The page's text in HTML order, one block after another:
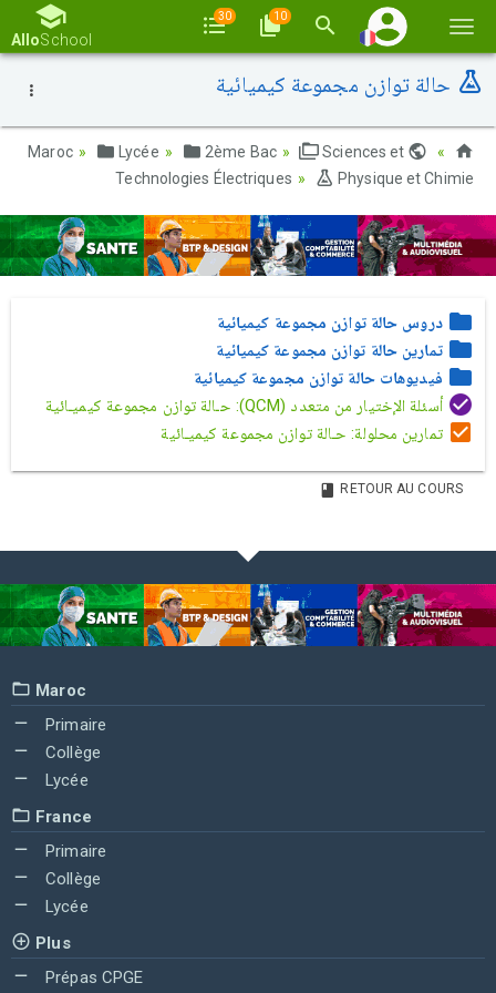
la
AlloSchool
30 10
حالة توازن مجموعة كيميائية
Lycée 2ème Bac
Sciences et
Technologies Électriques
Physique et Chimie
دروس حالة توازن مجموعة كيميائية
تمارين حالة توازن مجموعة كيميائية
فيديوهات حالة توازن مجموعة كيميائية
أسئلة الإختيار من متعدد (QCM): حـالة توازن مجموعة كيميـائية
تمارين محلولة: حـالة توازن مجموعة كيميـائية
RETOUR AU COURS
Maroc
Primaire
Collège
Lycée
France
Primaire
Collège
Lycée
Plus
Prépas CPGE